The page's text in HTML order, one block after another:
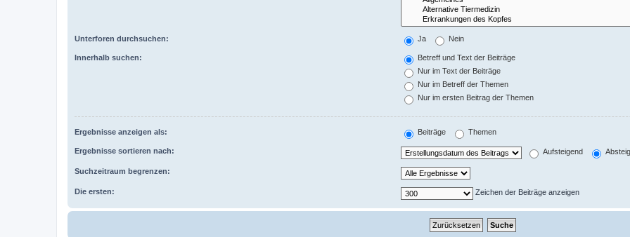
Unterforen durchsuchen: Ja Nein
Innerhalb suchen:
Betreff und Text der Beiträge
Nur im Text der Beiträge
Nur im Betreff der Themen
Nur im ersten Beitrag der Themen
Ergebnisse anzeigen als: Beiträge Themen
Ergebnisse sortieren nach: Aufsteigend
Suchzeitraum begrenzen:
Die ersten: Zeichen der Beiträge anzeigen